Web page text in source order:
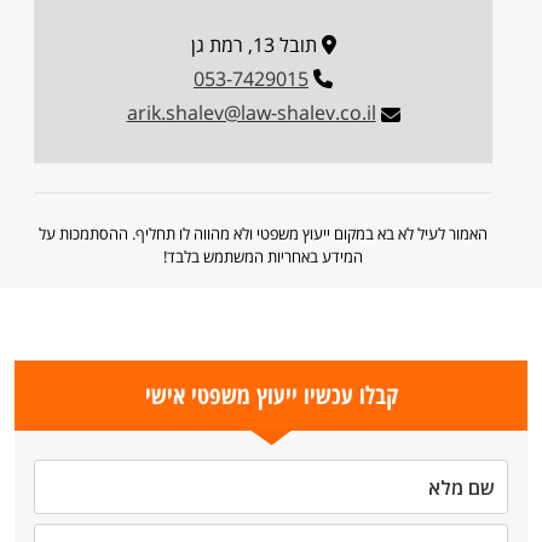
תובל 13, רמת גן
053-7429015
arik.shalev@law-shalev.co.il
האמור לעיל לא בא במקום ייעוץ משפטי ולא מהווה לו תחליף. ההסתמכות על
המידע באחריות המשתמש בלבד!
קבלו עכשיו ייעוץ משפטי אישי